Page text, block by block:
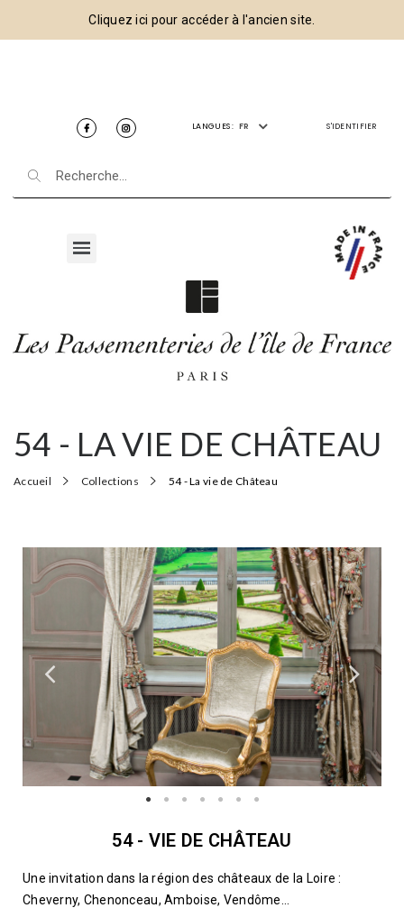
Cliquez ici pour accéder à l'ancien site.
LANGUES : FR S'IDENTIFIER
54 - LA VIE DE CHÂTEAU
Accueil Collections 54 - La vie de Château
54 - VIE DE CHÂTEAU
Une invitation dans la région des châteaux de la Loire :
Cheverny, Chenonceau, Amboise, Vendôme…